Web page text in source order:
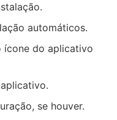
automáticos.
ícone do aplicativo
se houver.